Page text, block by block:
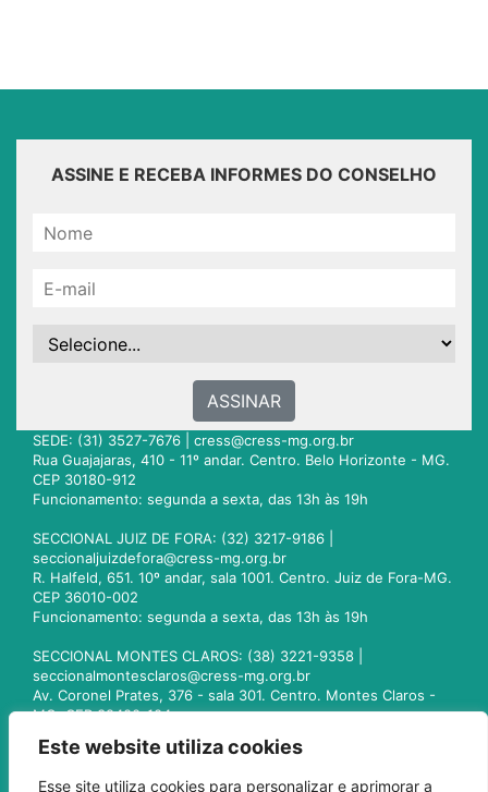
Este website utiliza cookies
Esse site utiliza cookies para personalizar e aprimorar a
ASSINE E RECEBA INFORMES DO CONSELHO
ASSINAR
SEDE: (31) 3527-7676 | cress@cress-mg.org.br
Rua Guajajaras, 410 - 11º andar. Centro. Belo Horizonte - MG.
CEP 30180-912
Funcionamento: segunda a sexta, das 13h às 19h
SECCIONAL JUIZ DE FORA: (32) 3217-9186 |
seccionaljuizdefora@cress-mg.org.br
R. Halfeld, 651. 10º andar, sala 1001. Centro. Juiz de Fora-MG.
CEP 36010-002
Funcionamento: segunda a sexta, das 13h às 19h
SECCIONAL MONTES CLAROS: (38) 3221-9358 |
seccionalmontesclaros@cress-mg.org.br
Av. Coronel Prates, 376 - sala 301. Centro. Montes Claros -
MG. CEP 39400-104